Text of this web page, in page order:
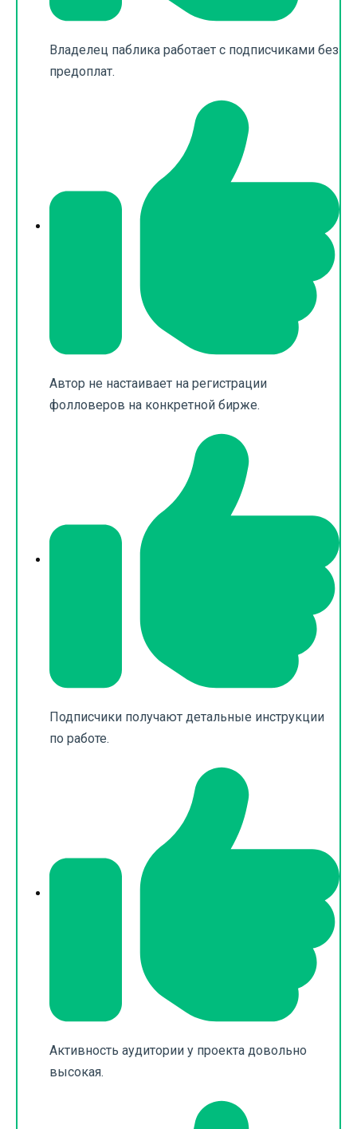
Владелец паблика работает с подписчиками без
предоплат.
Автор не настаивает на регистрации
фолловеров на конкретной бирже.
Подписчики получают детальные инструкции
по работе.
Активность аудитории у проекта довольно
высокая.